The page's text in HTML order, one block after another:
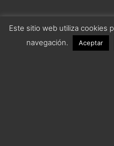
Este sitio web utiliza cookies
navegación.
Aceptar